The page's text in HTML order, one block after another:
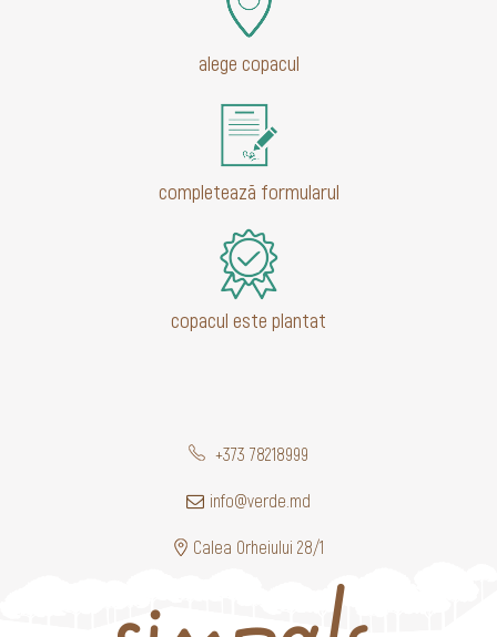
alege copacul
completează formularul
copacul este plantat
+373 78218999
info@verde.md
Calea Orheiului 28/1